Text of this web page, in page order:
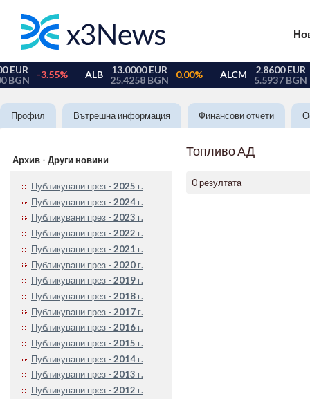
Профил Вътрешна информация Финансови отчети
Архив - Други новини
Публикувани през - 2025 г.
Публикувани през - 2024 г.
Публикувани през - 2023 г.
Публикувани през - 2022 г.
Публикувани през - 2021 г.
Публикувани през - 2020 г.
Публикувани през - 2019 г.
Публикувани през - 2018 г.
Публикувани през - 2017 г.
Публикувани през - 2016 г.
Публикувани през - 2015 г.
Публикувани през - 2014 г.
Публикувани през - 2013 г.
Публикувани през - 2012 г.
Топливо АД
0 резултата